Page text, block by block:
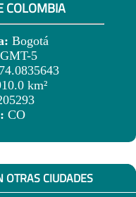
COLOMBIA
Bogotá
GMT-5
km²
CO
OTRAS CIUDADES